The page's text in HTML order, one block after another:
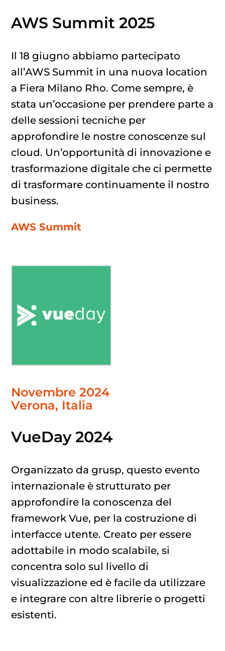
AWS Summit 2025
Il 18 giugno abbiamo partecipato
all’AWS Summit in una nuova location
a Fiera Milano Rho. Come sempre, è
stata un’occasione per prendere parte a
delle sessioni tecniche per
approfondire le nostre conoscenze sul
cloud. Un’opportunità di innovazione e
trasformazione digitale che ci permette
di trasformare continuamente il nostro
business.
AWS Summit
Novembre 2024
Verona, Italia
VueDay 2024
Organizzato da grusp, questo evento
internazionale è strutturato per
approfondire la conoscenza del
framework Vue, per la costruzione di
interfacce utente. Creato per essere
adottabile in modo scalabile, si
concentra solo sul livello di
visualizzazione ed è facile da utilizzare
e integrare con altre librerie o progetti
esistenti.